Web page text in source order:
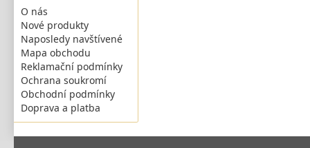
O nás
Nové produkty
Naposledy navštívené
Mapa obchodu
Reklamační podmínky
Ochrana soukromí
Obchodní podmínky
Doprava a platba